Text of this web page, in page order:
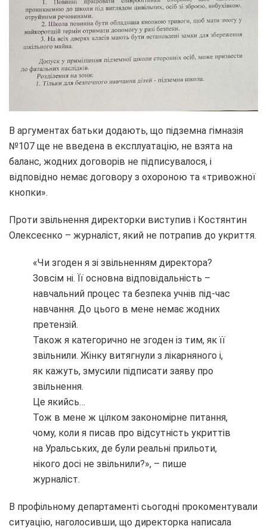
В аргументах батьки додають, що підземна гімназія
№107 ще не введена в експлуатацію, не взята на
баланс, жодних договорів не підписувалося, і
відповідно немає договору з охороною та «тривожної
кнопки».
Проти звільнення директорки виступив і Костянтин
Олексеєнко – журналіст, який не потрапив до укриття.
«Чи згоден я зі звільненням директора?
Зовсім ні. Її основна відповідальність –
навчальний процес та безпека учнів під-час
навчання. До цього в мене немає жодних
претензій.
Також я категорично не згоден із тим, як її
звільнили. Жінку витягнули з лікарняного і,
як кажуть, змусили підписати заяву про
звільнення.
Це якийсь…
Тож в мене ж цілком закономірне питання,
чому, коли я писав про відсутність укриттів
на Уральських, де були реальні прильоти,
нікого досі не звільнили?», – пише
журналіст.
В профільному департаменті сьогодні прокоментували
ситуацію, наголосивши, що директорка написала